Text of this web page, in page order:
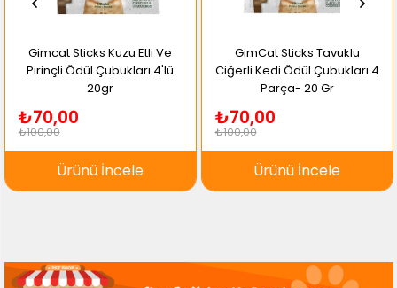
Gimcat Sticks Kuzu Etli Ve
Pirinçli Ödül Çubukları 4'lü
20gr
₺70,00
₺100,00
Ürünü İncele
GimCat Sticks Tavuklu
Ciğerli Kedi Ödül Çubukları 4
Parça- 20 Gr
₺70,00
₺100,00
Ürünü İncele